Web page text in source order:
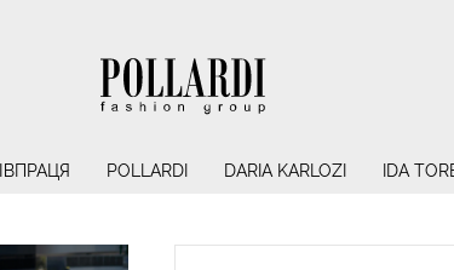
POLLARDI DARIA KARLOZI IDA